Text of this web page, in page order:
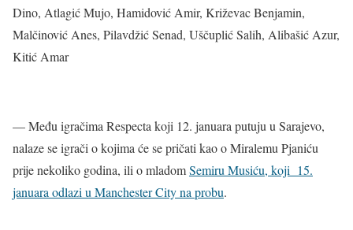
Dino, Atlagić Mujo, Hamidović Amir, Križevac Benjamin,
Malčinović Anes, Pilavdžić Senad, Uščuplić Salih, Alibašić Azur,
Kitić Amar
— Među igračima Respecta koji 12. januara putuju u Sarajevo,
nalaze se igrači o kojima će se pričati kao o Miralemu Pjaniću
prije nekoliko godina, ili o mladomSemiru Musiću, koji 15.
januara odlazi u Manchester City na probu.